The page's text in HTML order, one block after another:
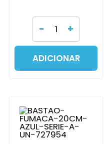
- +
ADICIONAR